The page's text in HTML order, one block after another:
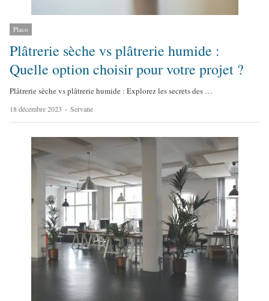
Placo
Plâtrerie sèche vs plâtrerie humide :
Quelle option choisir pour votre projet ?
Plâtrerie sèche vs plâtrerie humide : Explorez les secrets des …
18 décembre 2023
A
u
h
r
Servane